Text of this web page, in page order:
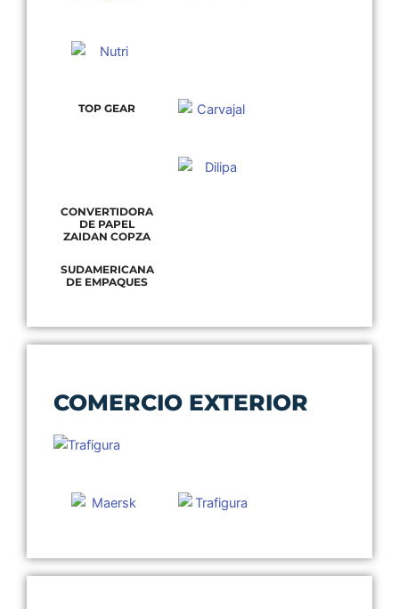
COMERCIO EXTERIOR
TOP GEAR
CONVERTIDORA
DE PAPEL
ZAIDAN COPZA
SUDAMERICANA
DE EMPAQUES